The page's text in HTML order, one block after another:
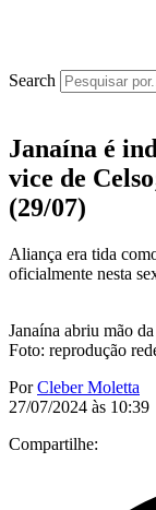
Search
Janaína é
vice de
(29/07)
Aliança era tida
oficialmente nesta
Janaína abriu mão
Foto: reprodução
PorCleber Moletta
27/07/2024 às 10:39
Compartilhe: